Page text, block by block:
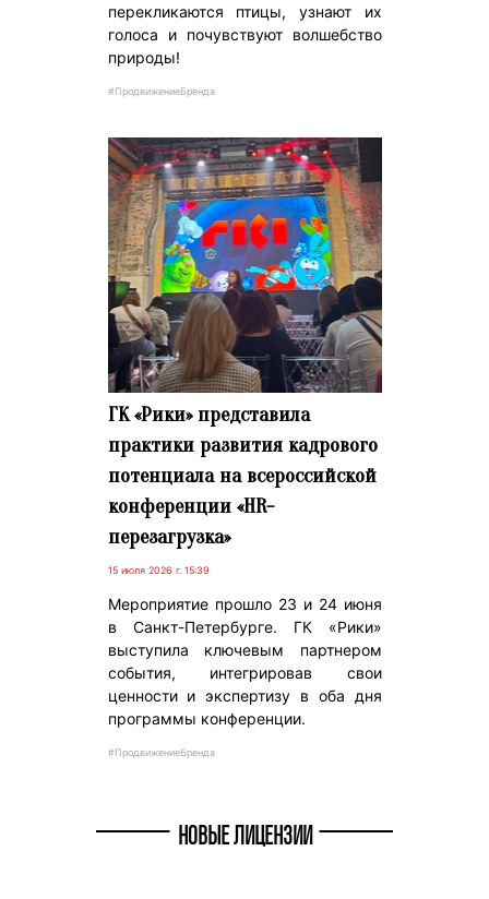
перекликаются птицы, узнают их
голоса и почувствуют волшебство
природы!
#ПродвижениеБренда
ГК «Рики» представила
практики развития кадрового
потенциала на всероссийской
конференции «HR-
перезагрузка»
15 июля 2026 г. 15:39
Мероприятие прошло 23 и 24 июня
в Санкт-Петербурге. ГК «Рики»
выступила ключевым партнером
события, интегрировав свои
ценности и экспертизу в оба дня
программы конференции.
#ПродвижениеБренда
НОВЫЕ ЛИЦЕНЗИИ